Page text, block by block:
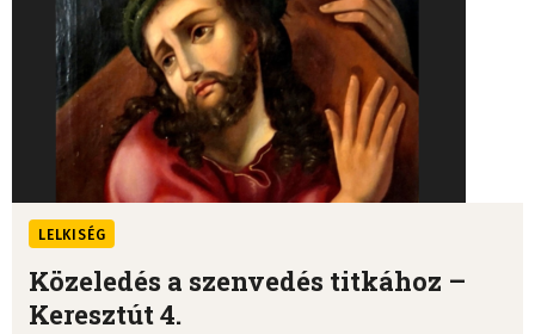
LELKISÉG
Közeledés a szenvedés titkához –
Keresztút 4.